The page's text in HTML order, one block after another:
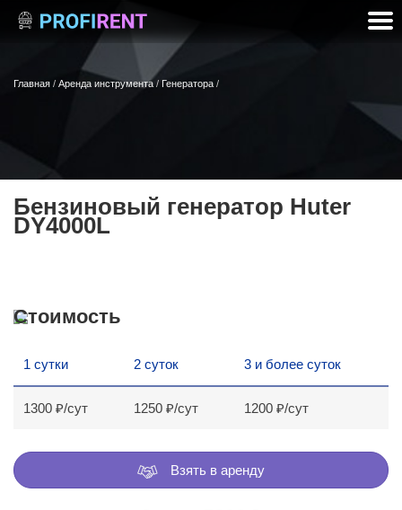
Главная / Аренда инструмента / Генератора /
Бензиновый генератор Huter
DY4000L
Стоимость
1 сутки 2 суток 3 и более суток
1300 ₽/сут 1250 ₽/сут 1200 ₽/сут
Взять в аренду